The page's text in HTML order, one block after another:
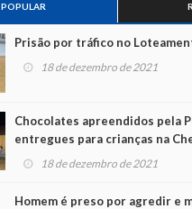
POPULAR
Prisão por tráfico no
18 de dezembro de 2021
Chocolates apreendidos pela
entregues para crianças na
Noel
18 de dezembro de 2021
Homem é preso por agredir e